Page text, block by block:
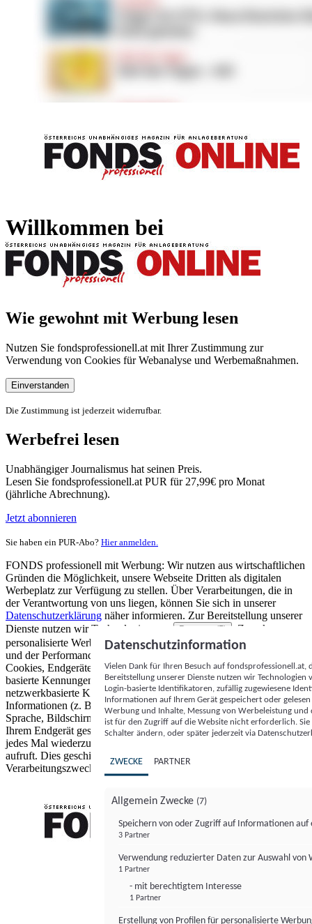
Willkommen bei
Wie gewohnt mit Werbung lesen
Nutzen Sie fondsprofessionell.at mit Ihrer Zustimmung zur
Verwendung von Cookies für Webanalyse und Werbemaßnahmen.
Einverstanden
Die Zustimmung ist jederzeit widerrufbar.
Werbefrei lesen
Unabhängiger Journalismus hat seinen Preis.
Lesen Sie fondsprofessionell.at PUR für 27,99€ pro Monat
(jährliche Abrechnung).
Jetzt abonnieren
Sie haben ein PUR-Abo? Hier anmelden.
FONDS professionell mit Werbung: Wir nutzen aus wirtschaftlichen
Gründen die Möglichkeit, unsere Webseite Dritten als digitalen
Werbeplatz zur Verfügung zu stellen. Über Verarbeitungen, die in
der Verantwortung von uns liegen, können Sie sich in unserer
Datenschutzerklärung näher informieren. Zur Bereitstellung unserer
Dienste nutzen wir Technologien von
Partnern (5)
. Zwecke:
personalisierte Werbung und Inhalte, Messung von Werbeleistung
und der Performance von Inhalten sowie Zielgruppenforschung.
Cookies, Endgeräte- oder ähnliche Online-Kennungen (z. B. login-
basierte Kennungen, zufällig generierte Kennungen,
netzwerkbasierte Kennungen) können zusammen mit anderen
Informationen (z. B. Browsertyp und Browserinformationen,
Sprache, Bildschirmgröße, unterstützte Technologien usw.) auf
Ihrem Endgerät gespeichert oder von dort ausgelesen werden, um es
jedes Mal wiederzuerkennen, wenn es eine App oder einer Webseite
aufruft. Dies geschieht für einen oder mehrere der hier aufgeführten
Verarbeitungszwecke.
Datenschutzinformation
Vielen Dank für Ihren Besuch auf
Bereitstellung unserer Dienste nutzen wir Technologien
Login-basierte Identifikatoren, zufällig zugewiesene
Informationen auf Ihrem Gerät gespeichert oder
Werbung und Inhalte, Messung von Werbeleistung
ist für den Zugriff auf die Website nicht erforderlich.
Schalter ändern, oder später jederzeit via
ZWECKE PARTNER
Allgemein Zwecke (7)
Speichern von oder Zugriff auf Informationen auf
3 Partner
Verwendung reduzierter Daten zur Auswahl von
1 Partner
- mit berechtigtem Interesse
1 Partner
Erstellung von Profilen für personalisierte
FONDS professionell